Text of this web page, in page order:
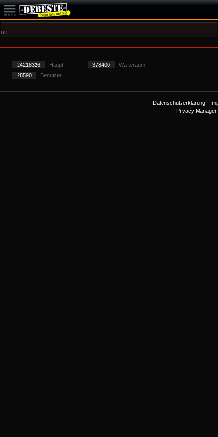
no
24218326 Haupt 378400
Warteraum
28590
Benutzer
Datenschutzerklärung-
- Privacy Manager